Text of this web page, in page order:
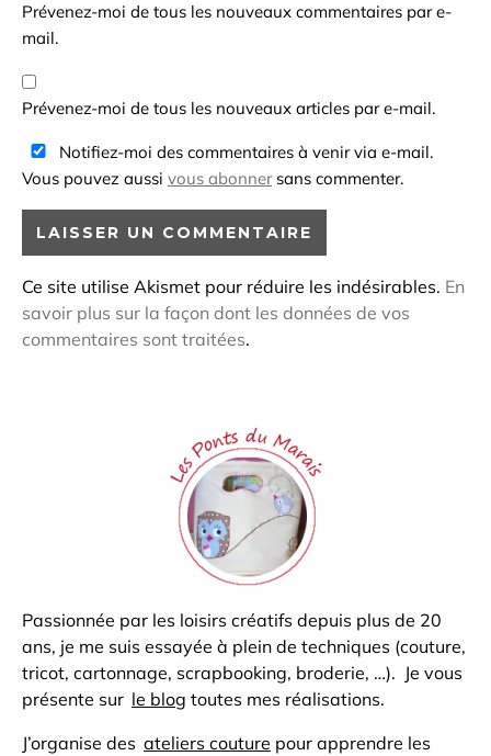
Prévenez-moi de tous les nouveaux commentaires par e-
mail.
Prévenez-moi de tous les nouveaux articles par e-mail.
Notifiez-moi des commentaires à venir via e-mail.
Vous pouvez aussi vous abonnersans commenter.
Ce site utilise Akismet pour réduire les indésirables. En
savoir plus sur la façon dont les données de vos
commentaires sont traitées.
Passionnée par les loisirs créatifs depuis plus de 20
ans, je me suis essayée à plein de techniques (couture,
tricot, cartonnage, scrapbooking, broderie, …). Je vous
présente sur le blog toutes mes réalisations.
J’organise des ateliers couture pour apprendre les